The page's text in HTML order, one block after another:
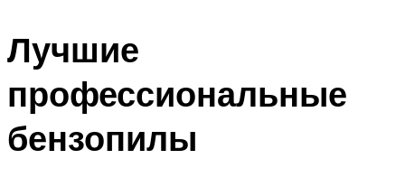
Лучшие
профессиональные
бензопилы